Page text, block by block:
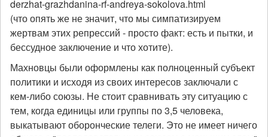
derzhat-grazhdanina-rf-andreya-sokolova.html
(что опять же не значит, что мы симпатизируем
жертвам этих репрессий - просто факт: есть и пытки, и
бессудное заключение и что хотите).
Махновцы были оформлены как полноценный субъект
политики и исходя из своих интересов заключали с
кем-либо союзы. Не стоит сравнивать эту ситуацию с
тем, когда единицы или группы по 3,5 человека,
выкатывают оборонческие телеги. Это не имеет ничего